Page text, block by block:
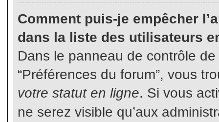
Comment puis-je empêcher
dans la liste des utilisateurs
Dans le panneau de contrôle
“Préférences du forum”, vous
votre statut en ligne. Si vous
ne serez visible qu’aux